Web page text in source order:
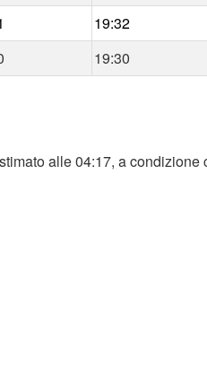
19:32
19:30
alle 04:17, a condizione